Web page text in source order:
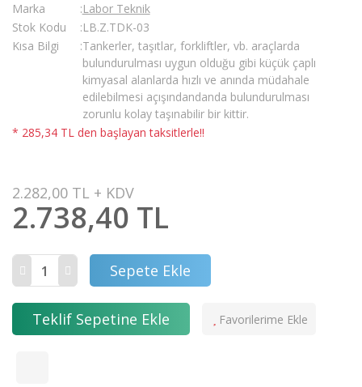
Marka
Labor Teknik
Stok Kodu
LB.Z.TDK-03
Kısa Bilgi
Tankerler, taşıtlar, forkliftler, vb. araçlarda
bulundurulması uygun olduğu gibi küçük çaplı
kimyasal alanlarda hızlı ve anında müdahale
edilebilmesi açışındandanda bulundurulması
zorunlu kolay taşınabilir bir kittir.
* 285,34 TL den başlayan taksitlerle!!
2.282,00 TL + KDV
2.738,40 TL
Sepete Ekle
Teklif Sepetine Ekle